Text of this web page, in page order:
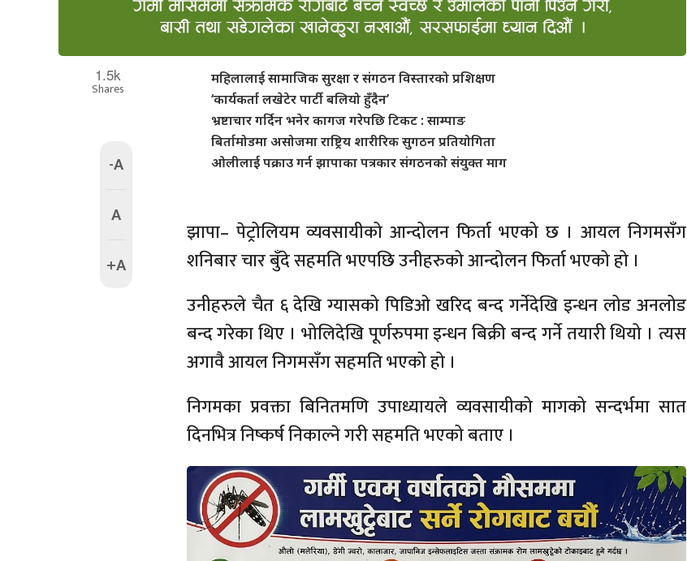
1.5k
Shares
-A
A
+A
महिलालाई सामाजिक सुरक्षा र संगठन विस्तारको प्रशिक्षण
‘कार्यकर्ता लखेटेर पार्टी बलियो हुँदैन’
भ्रष्टाचार गर्दिन भनेर कागज गरेपछि टिकट : साम्पाङ
बिर्तामोडमा असोजमा राष्ट्रिय शारीरिक सुगठन प्रतियोगिता
ओलीलाई पक्राउ गर्न झापाका पत्रकार संगठनको संयुक्त माग
झापा– पेट्रोलियम व्यवसायीको आन्दोलन फिर्ता भएको छ । आयल निगमसँग
शनिबार चार बुँदे सहमति भएपछि उनीहरुको आन्दोलन फिर्ता भएको हो ।
उनीहरुले चैत ६ देखि ग्यासको पिडिओ खरिद बन्द गर्नेदेखि इन्धन लोड अनलोड
बन्द गरेका थिए । भोलिदेखि पूर्णरुपमा इन्धन बिक्री बन्द गर्ने तयारी थियो । त्यस
अगावै आयल निगमसँग सहमति भएको हो ।
निगमका प्रवक्ता बिनितमणि उपाध्यायले व्यवसायीको मागको सन्दर्भमा सात
दिनभित्र निष्कर्ष निकाल्ने गरी सहमति भएको बताए ।